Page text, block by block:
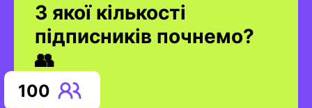
З якої кількості
підписників почнемо?
👥
100